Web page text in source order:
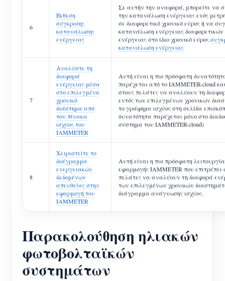
6
Έκθεση
σύγκρισης
κατανάλωσης
ενέργειας
Σε αυτήν την αναφορά, μπορείτε να
την κατανάλωση ενέργειας ενός
σε διαφορετικό χρονικό εύρος ή να
κατανάλωση ενέργειας
ενέργειας στο ίδιο χρονικό εύρος.
κατανάλωση ενέργειας
7
Αναλύστε τη
διαφορά
ενέργειας μέσα
στο επιλεγμένο
χρονικό
διάστημα από
τον πίνακα
ισχύος του
IAMMETER
Αυτή είναι η πιο πρόσφατη
παρέχεται από το IAMMETER-cloud
στους πελάτες να αναλύουν τη
εντός των επιλεγμένων χρονικών
το γράφημα ισχύος στη σελίδα
δυνατότητα παρέχεται μόνο στο
σύστημα του IAMMETER-cloud)
8
Χειριστείτε το
διάγραμμα
ενεργειακών
δεδομένων
απευθείας στην
εφαρμογή του
IAMMETER
Αυτή είναι η πιο πρόσφατη
εφαρμογής IAMMETER που επιτρέπει
πελάτες να αναλύουν τη διαφορά
των επιλεγμένων χρονικών
διάγραμμα ανάγνωσης ισχύος.
Παρακολούθηση ηλιακών
φωτοβολταϊκών
συστημάτων